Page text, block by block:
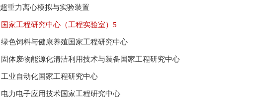
超重力离心模拟与实验装置
国家工程研究中心（工程实验室） 5
绿色饲料与健康养殖国家工程研究中心
固体废物能源化清洁利用技术与装备国家工程研究中心
工业自动化国家工程研究中心
电力电子应用技术国家工程研究中心